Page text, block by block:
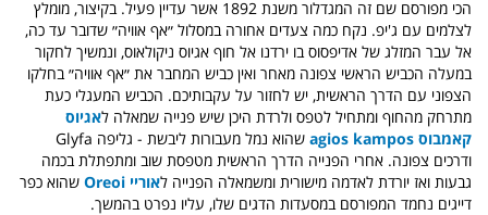
הכי מפורסם שם זה המגדלור משנת 1892 אשר עדיין פעיל. בקיצור, מומלץ
לצלמים עם ג'יפ. נקח כמה צעדים אחורה במסלול ״אף אוויה״ שדובר עד כה,
אל עבר המזלג של אדיפסוס בו ירדנו אל חוף אגיוס ניקולאוס, ונמשיך לחקור
במעלה הכביש הראשי צפונה מאחר ואין כביש המחבר את ״אף אוויה״ בחלקו
הצפוני עם הדרך הראשית, יש לחזור על עקבותיכם. הכביש המעגלי כעת
מתרחק מהחוף ומתחיל לטפס ולרדת היכן שיש פנייה שמאלה לאגיוס
קאמבוס agios kampos
שהוא נמל מעבורות ליבשת - גליפה Glyfa
ודרכים צפונה. אחרי הפנייה הדרך הראשית מטפסת שוב ומתפתלת בכמה
גבעות ואז יורדת לאדמה מישורית ומשמאלה הפנייה לאוריי Oreoi שהוא כפר
דייגים נחמד המפורסם במסעדות הדגים שלו, עליו נפרט בהמשך.